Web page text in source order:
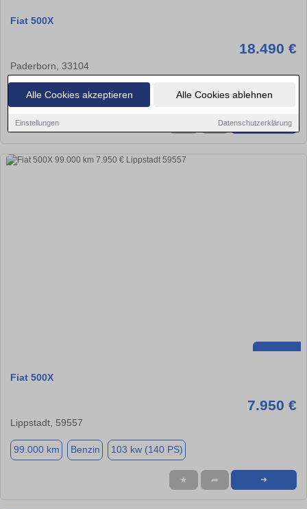
Alle Cookies akzeptieren Alle Cookies ablehnen
Einstellungen Datenschutzerklärung
Fiat 500X
18.490 €
Paderborn, 33104
40.000 km Benzin 110 kw (150 PS)
➜
Fiat 500X
7.950 €
Lippstadt, 59557
99.000 km Benzin 103 kw (140 PS)
★ ➦ ➜